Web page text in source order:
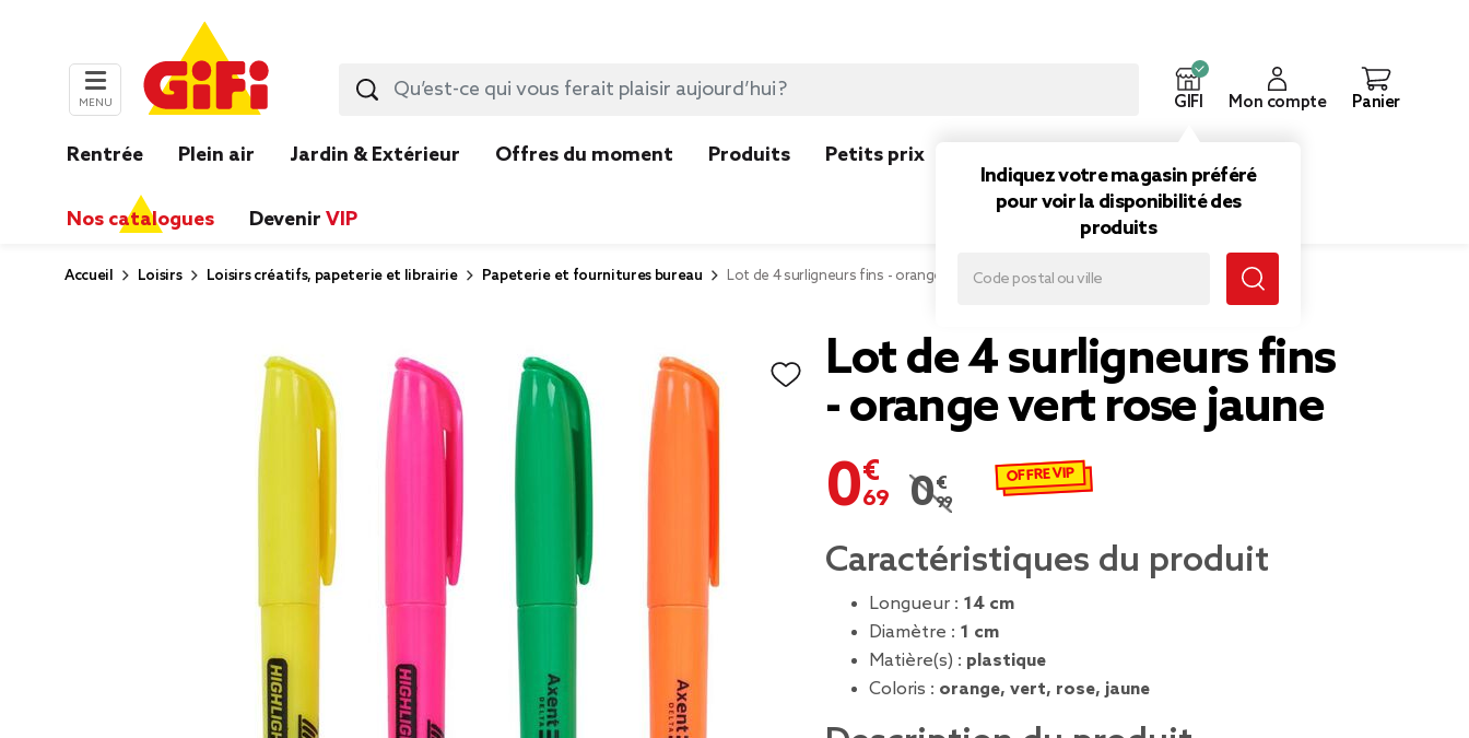
MENU GIFI
Indiquez votre magasin préféré
pour voir la disponibilité des
produits
Mon compte Panier
Rentrée Plein air Jardin & Extérieur Offres du moment Produits Petits prix
Nos catalogues Devenir VIP
Accueil Loisirs Loisirs créatifs, papeterie et librairie Papeterie et fournitures bureau Lot de 4 surligneurs fins - orange vert rose jaune
Lot de 4 surligneurs fins
- orange vert rose jaune
0,69 €
Prix remisé de 0,99 € à 0,69 €
0,99 €
OFFRE VIP
Caractéristiques du produit
Longueur : 14 cm
Diamètre : 1 cm
Matière(s) : plastique
Coloris : orange, vert, rose, jaune